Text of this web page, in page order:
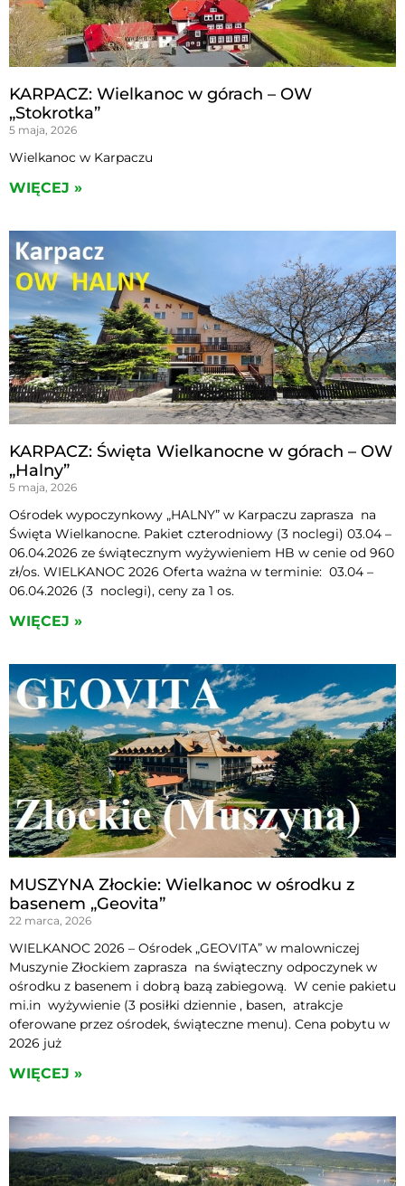
KARPACZ: Wielkanoc w górach – OW
„Stokrotka”
5 maja, 2026
Wielkanoc w Karpaczu
WIĘCEJ »
KARPACZ: Święta Wielkanocne w górach – OW
„Halny”
5 maja, 2026
Ośrodek wypoczynkowy „HALNY” w Karpaczu zaprasza na
Święta Wielkanocne. Pakiet czterodniowy (3 noclegi) 03.04 –
06.04.2026 ze świątecznym wyżywieniem HB w cenie od 960
zł/os. WIELKANOC 2026 Oferta ważna w terminie: 03.04 –
06.04.2026 (3 noclegi), ceny za 1 os.
WIĘCEJ »
MUSZYNA Złockie: Wielkanoc w ośrodku z
basenem „Geovita”
22 marca, 2026
WIELKANOC 2026 – Ośrodek „GEOVITA” w malowniczej
Muszynie Złockiem zaprasza na świąteczny odpoczynek w
ośrodku z basenem i dobrą bazą zabiegową. W cenie pakietu
mi.in wyżywienie (3 posiłki dziennie , basen, atrakcje
oferowane przez ośrodek, świąteczne menu). Cena pobytu w
2026 już
WIĘCEJ »